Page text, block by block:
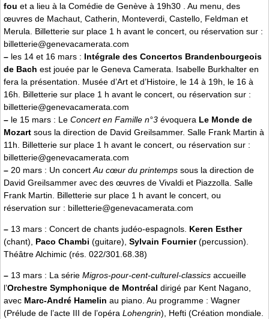
fou et a lieu à la Comédie de Genève à 19h30 . Au menu, des
œuvres de Machaut, Catherin, Monteverdi, Castello, Feldman et
Merula. Billetterie sur place 1 h avant le concert, ou réservation sur :
billetterie@genevacamerata.com
– les 14 et 16 mars : Intégrale des Concertos Brandenbourgeois
de Bach est jouée par le Geneva Camerata. Isabelle Burkhalter en
fera la présentation. Musée d’Art et d’Histoire, le 14 à 19h, le 16 à
16h. Billetterie sur place 1 h avant le concert, ou réservation sur :
billetterie@genevacamerata.com
– le 15 mars : Le Concert en Famille n°3 évoquera Le Monde de
Mozart sous la direction de David Greilsammer. Salle Frank Martin à
11h. Billetterie sur place 1 h avant le concert, ou réservation sur :
billetterie@genevacamerata.com
– 20 mars : Un concert Au cœur du printemps sous la direction de
David Greilsammer avec des œuvres de Vivaldi et Piazzolla. Salle
Frank Martin. Billetterie sur place 1 h avant le concert, ou
réservation sur : billetterie@genevacamerata.com
– 13 mars : Concert de chants judéo-espagnols. Keren Esther
(chant), Paco Chambi (guitare), Sylvain Fournier(percussion).
Théâtre Alchimic (rés. 022/301.68.38)
– 13 mars : La série Migros-pour-cent-culturel-classics accueille
l’Orchestre Symphonique de Montréal dirigé par Kent Nagano,
avec Marc-André Hamelin au piano. Au programme : Wagner
(Prélude de l’acte III de l’opéra Lohengrin), Hefti (Création mondiale.